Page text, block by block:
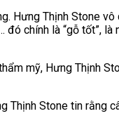
Hưng Thịnh Stone
chính là “gỗ tốt”,
mỹ, Hưng Thịnh
Stone tin rằng